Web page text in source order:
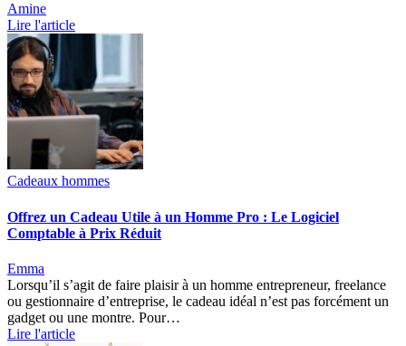
Amine
Lire l'article
Cadeaux hommes
Offrez un Cadeau Utile à un Homme Pro : Le Logiciel
Comptable à Prix Réduit
Emma
Lorsqu’il s’agit de faire plaisir à un homme entrepreneur, freelance
ou gestionnaire d’entreprise, le cadeau idéal n’est pas forcément un
gadget ou une montre. Pour…
Lire l'article